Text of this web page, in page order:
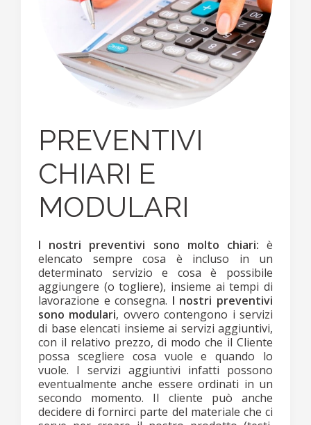
PREVENTIVI
CHIARI E
MODULARI
I nostri preventivi sono molto chiari: è
elencato sempre cosa è incluso in un
determinato servizio e cosa è possibile
aggiungere (o togliere), insieme ai tempi di
lavorazione e consegna. I nostri preventivi
sono modulari, ovvero contengono i servizi
di base elencati insieme ai servizi aggiuntivi,
con il relativo prezzo, di modo che il Cliente
possa scegliere cosa vuole e quando lo
vuole. I servizi aggiuntivi infatti possono
eventualmente anche essere ordinati in un
secondo momento. Il cliente può anche
decidere di fornirci parte del materiale che ci